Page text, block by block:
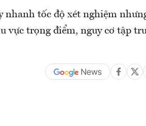
nhanh tốc độ xét nghiệm
vực trọng điểm, nguy cơ tập